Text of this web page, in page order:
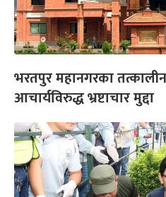
भरतपुर महानगरका तत्कालीन
आचार्यविरुद्ध भ्रष्टाचार मुद्दा